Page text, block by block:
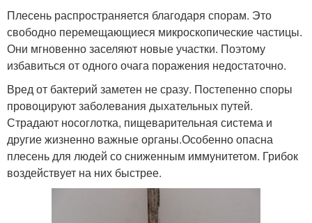
Плесень распространяется благодаря спорам. Это
свободно перемещающиеся микроскопические частицы.
Они мгновенно заселяют новые участки. Поэтому
избавиться от одного очага поражения недостаточно.
Вред от бактерий заметен не сразу. Постепенно споры
провоцируют заболевания дыхательных путей.
Страдают носоглотка, пищеварительная система и
другие жизненно важные органы.Особенно опасна
плесень для людей со сниженным иммунитетом. Грибок
воздействует на них быстрее.